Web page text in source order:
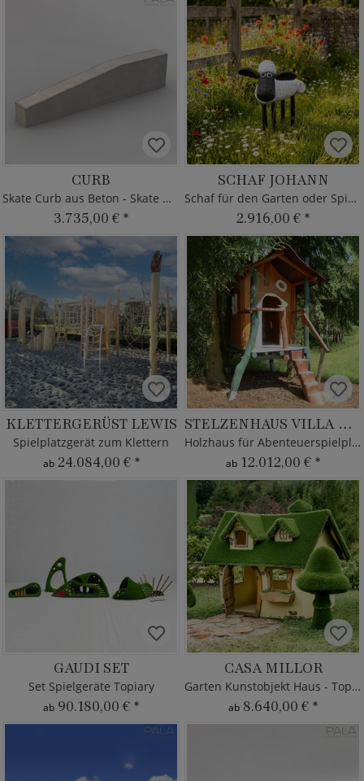
CURB
Skate Curb aus Beton - Skate Modul
3.735,00 € *
SCHAF JOHANN
Schaf für den Garten oder Spielplatz
2.916,00 € *
KLETTERGERÜST LEWIS
Spielplatzgerät zum Klettern
ab 24.084,00 € *
STELZENHAUS VILLA KUNTERBUNT
Holzhaus für Abenteuerspielplatz
ab 12.012,00 € *
GAUDI SET
Set Spielgeräte Topiary
ab 90.180,00 € *
CASA MILLOR
Garten Kunstobjekt Haus - Topiary
ab 8.640,00 € *